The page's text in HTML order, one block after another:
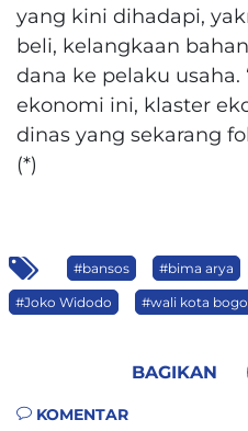
yang kini dihadapi,
beli, kelangkaan
dana ke pelaku
ekonomi ini, klaster
dinas yang sekarang
(*)
#bansos #bima arya
#Joko Widodo #wali kota
BAGIKAN
KOMENTAR